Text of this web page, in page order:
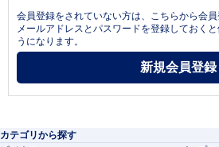
会員登録をされていない方は、こちらから会員
メールアドレスとパスワードを登録しておく
うになります。
カテゴリから探す